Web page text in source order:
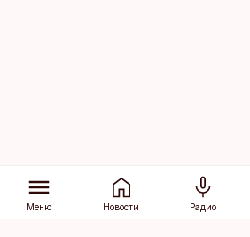
Меню Новости Радио